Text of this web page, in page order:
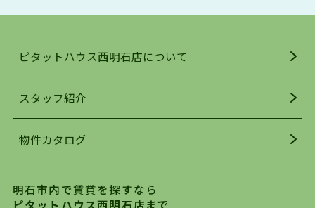
明石駅・西明石駅を中心に、明石市・神戸市西区
でお部屋探している方は、ぜひ当ＨＰにて物件を
お探しになってください。弊社は、スタッフの平
を行っており地域最大級の情報取扱量を誇ってお
ります。店頭で限られた物件をご紹介する、従来
自身でインターネットを利用し、理想のお部屋を
ピタットハウス西明石店について
スタッフ紹介
物件カタログ
明石市内で賃貸を探すなら
ピタットハウス西明石店まで